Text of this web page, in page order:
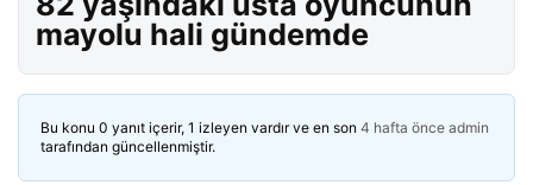
mayolu hali gündemde
Bu konu 0 yanıt içerir, 1 izleyen vardır ve en son 4 hafta önce admin
tarafından güncellenmiştir.